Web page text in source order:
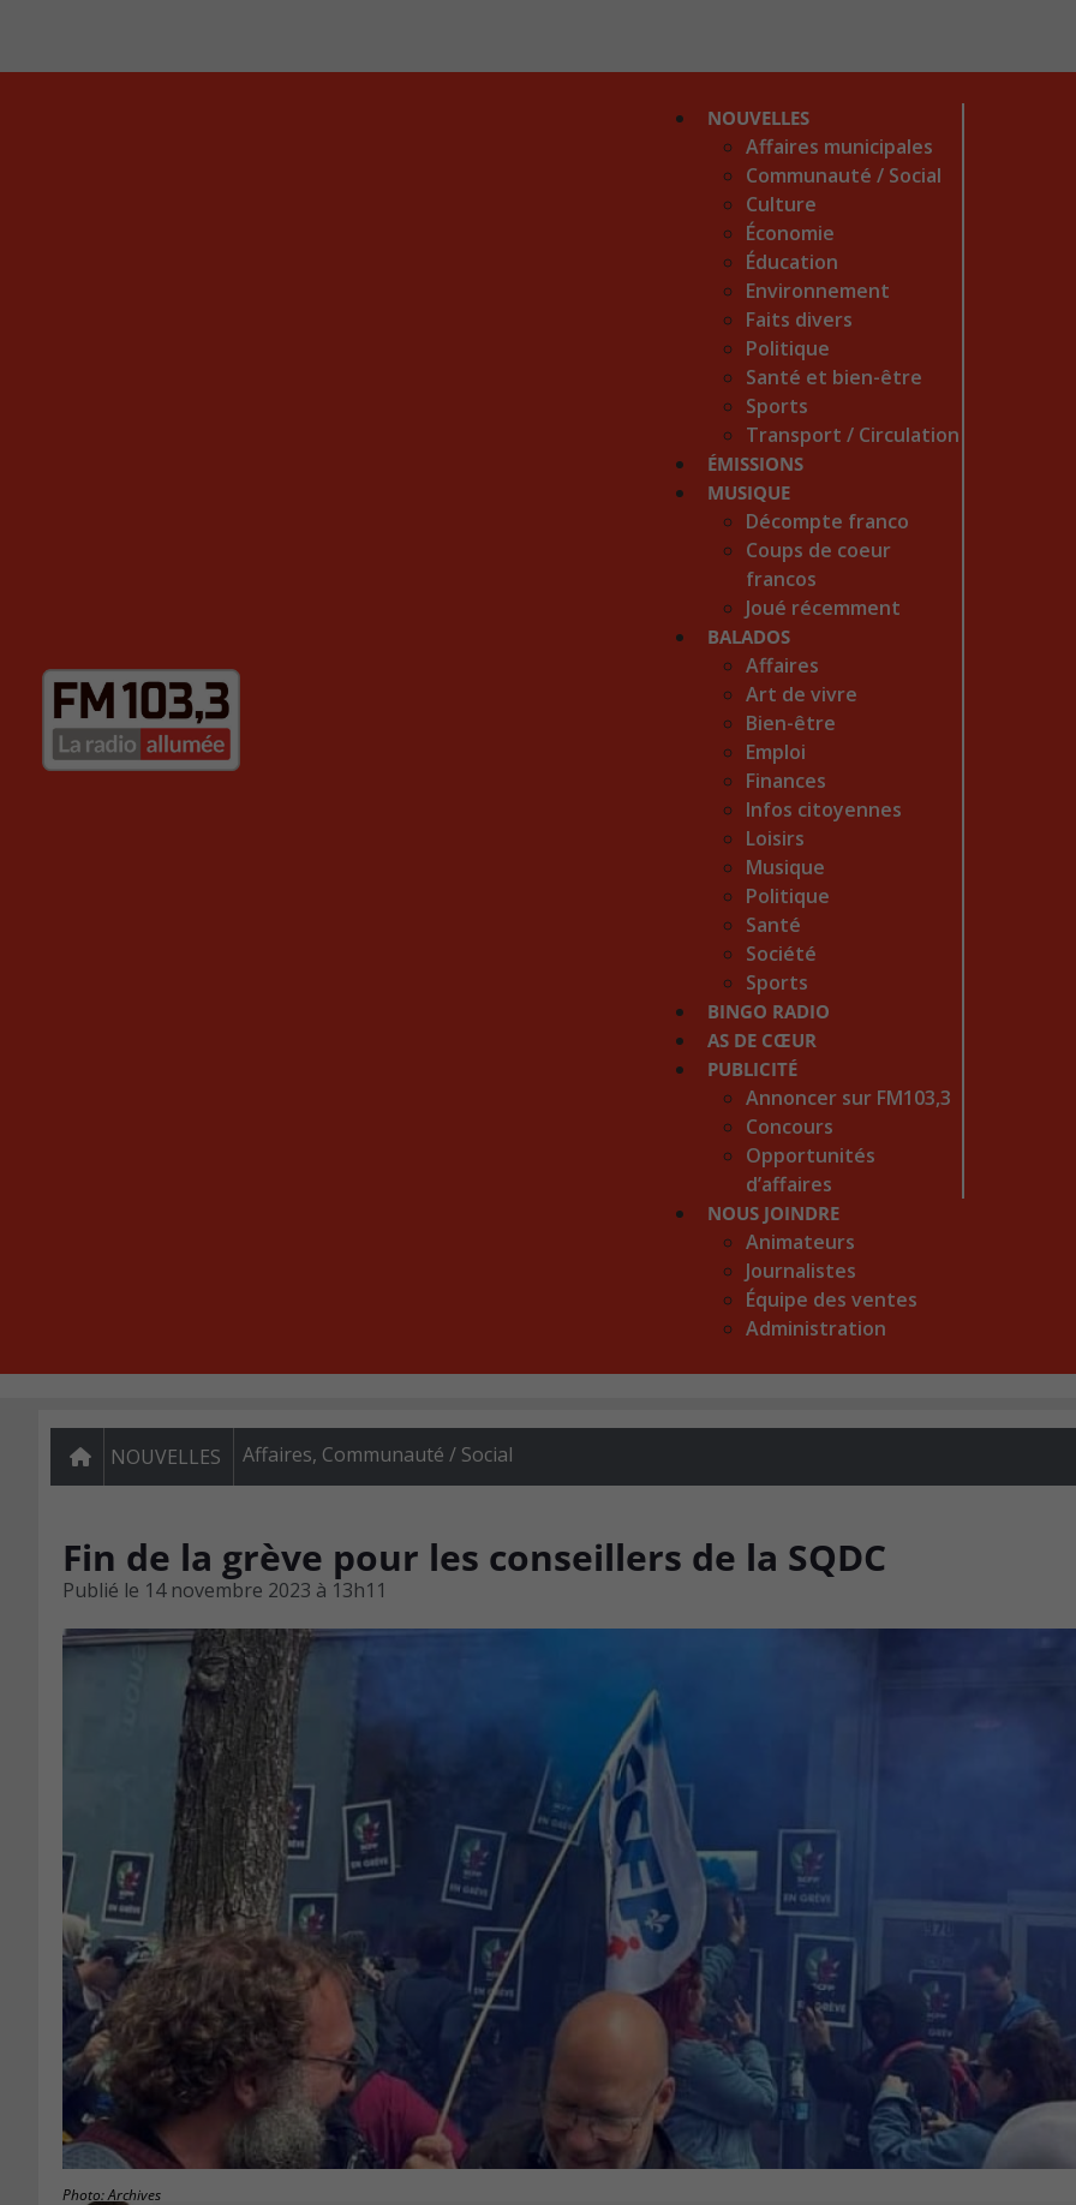
NOUVELLES
Affaires municipales
Communauté / Social
Culture
Économie
Éducation
Environnement
Faits divers
Politique
Santé et bien-être
Sports
Transport / Circulation
ÉMISSIONS
MUSIQUE
Décompte franco
Coups de coeur
francos
Joué récemment
BALADOS
Affaires
Art de vivre
Bien-être
Emploi
Finances
Infos citoyennes
Loisirs
Musique
Politique
Santé
Société
Sports
BINGO RADIO
AS DE CŒUR
PUBLICITÉ
Annoncer sur FM103,3
Concours
Opportunités
d’affaires
NOUS JOINDRE
Animateurs
Journalistes
Équipe des ventes
Administration
NOUVELLES Affaires, Communauté / Social
Fin de la grève pour les conseillers de la SQDC
Publié le 14 novembre 2023 à 13h11
Photo: Archives